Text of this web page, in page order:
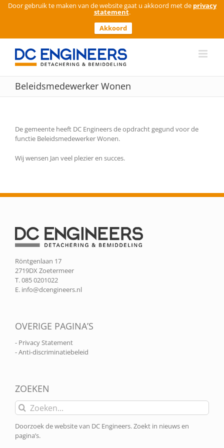
Door gebruik te maken van de website gaat u akkoord met de privacy
statement.
Akkoord
Ga
inhoud
Beleidsmedewerker Wonen
De gemeente heeft DC Engineers de opdracht gegund voor de
functie Beleidsmedewerker Wonen.
Wij wensen Jan veel plezier en succes.
Röntgenlaan 17
2719DX Zoetermeer
T. 085 0201022
E. info@dcengineers.nl
OVERIGE PAGINA’S
- Privacy Statement
- Anti-discriminatiebeleid
ZOEKEN
Zoeken
naar:
Doorzoek de website van DC Engineers. Zoekt in nieuws en
pagina’s.